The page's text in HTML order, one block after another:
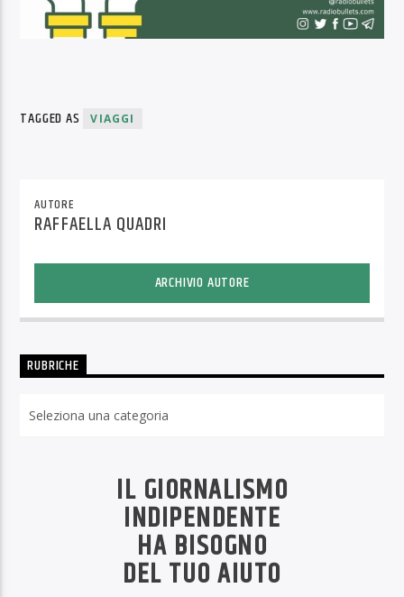
TAGGED AS VIAGGI
AUTORE
RAFFAELLA QUADRI
ARCHIVIO AUTORE
RUBRICHE
IL GIORNALISMO
INDIPENDENTE
HA BISOGNO
DEL TUO AIUTO